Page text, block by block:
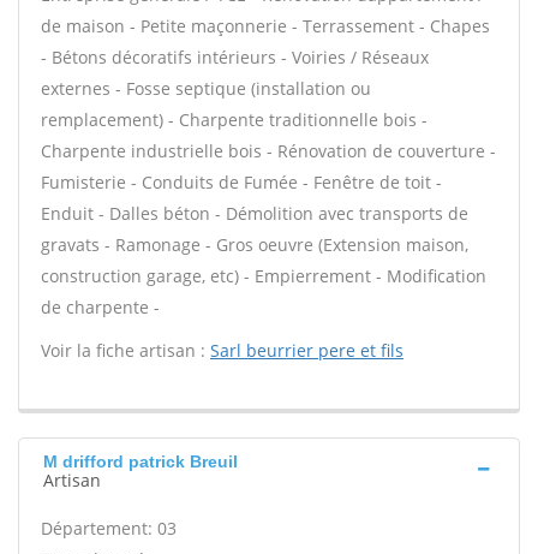
de maison - Petite maçonnerie - Terrassement - Chapes
- Bétons décoratifs intérieurs - Voiries / Réseaux
externes - Fosse septique (installation ou
remplacement) - Charpente traditionnelle bois -
Charpente industrielle bois - Rénovation de couverture -
Fumisterie - Conduits de Fumée - Fenêtre de toit -
Enduit - Dalles béton - Démolition avec transports de
gravats - Ramonage - Gros oeuvre (Extension maison,
construction garage, etc) - Empierrement - Modification
de charpente -
Voir la fiche artisan : Sarl beurrier pere et fils
M drifford patrick Breuil
Artisan
Département: 03